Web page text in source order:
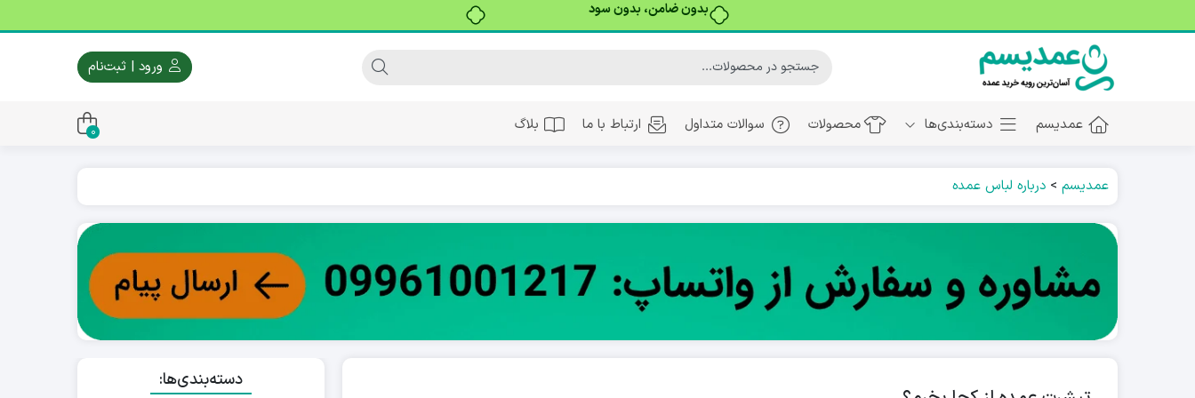
بدون ضامن، بدون سود
ورود | ثبت‌نام
عمدیسم دسته‌بندی‌ها محصولات سوالات متداول ارتباط با ما بلاگ 0
عمدیسم > درباره لباس عمده
دسته‌بندی‌ها: